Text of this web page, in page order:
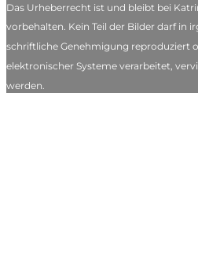
Das Urheberrecht ist und bleibt bei
vorbehalten. Kein Teil der Bilder darf in
schriftliche Genehmigung reproduziert
elektronischer Systeme verarbeitet,
werden.